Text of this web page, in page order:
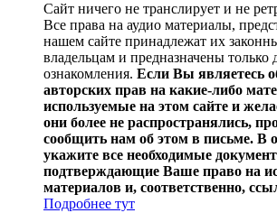
Сайт ничего не транслирует и не
Все права на аудио материалы,
нашем сайте принадлежат их
владельцам и предназначены только
ознакомления. Если Вы являетесь
авторских прав на какие-либо
используемые на этом сайте и
они более не распространялись,
сообщить нам об этом в письме. В
укажите все необходимые
подтверждающие Ваше право на
материалов и, соответственно,
Подробнее тут